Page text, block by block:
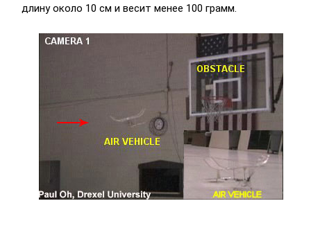
длину около 10 см и весит менее 100 грамм.